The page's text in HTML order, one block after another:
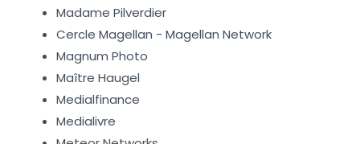
Madame Pilverdier
Cercle Magellan - Magellan Network
Magnum Photo
Maître Haugel
Medialfinance
Medialivre